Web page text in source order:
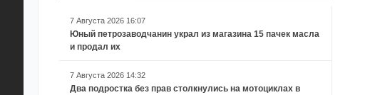
7 Августа 2026 16:07
Юный петрозаводчанин украл из магазина 15 пачек масла
и продал их
7 Августа 2026 14:32
Два подростка без прав столкнулись на мотоциклах в